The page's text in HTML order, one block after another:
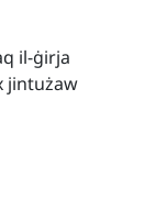
il-ġirja
jintużaw